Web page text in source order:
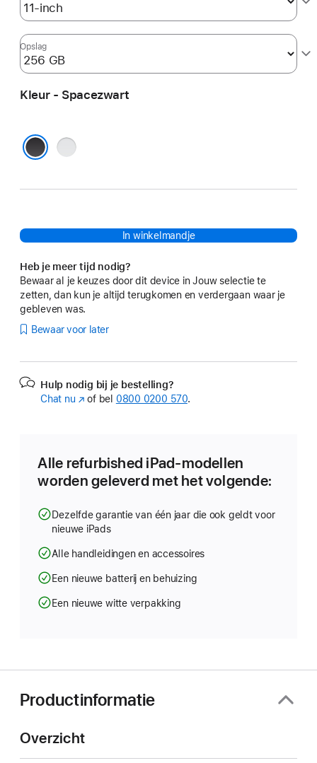
Opslag
Kleur - Spacezwart
Zilver
In winkelmandje
Heb je meer tijd nodig?
Bewaar al je keuzes door dit device in Jouw selectie te
zetten, dan kun je altijd terugkomen en verdergaan waar je
gebleven was.
Bewaar voor later
Hulp nodig bij je bestelling?
Chat nu (Wordt
geopend)
of bel 0800 0200 570.
Alle refurbished iPad-modellen
worden geleverd met het volgende:
Dezelfde garantie van één jaar die ook geldt voor
nieuwe iPads
Alle handleidingen en accessoires
Een nieuwe batterij en behuizing
Een nieuwe witte verpakking
Productinformatie
Overzicht